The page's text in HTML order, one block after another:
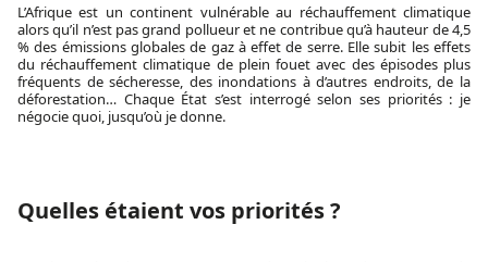
L’Afrique est un continent vulnérable au réchauffement climatique
alors qu’il n’est pas grand pollueur et ne contribue qu’à hauteur de 4,5
% des émissions globales de gaz à effet de serre. Elle subit les effets
du réchauffement climatique de plein fouet avec des épisodes plus
fréquents de sécheresse, des inondations à d’autres endroits, de la
déforestation… Chaque État s’est interrogé selon ses priorités : je
négocie quoi, jusqu’où je donne.
Quelles étaient vos priorités ?